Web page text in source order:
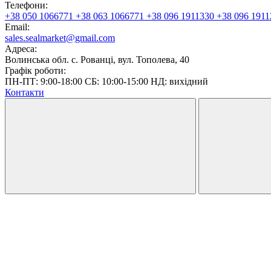
Телефони:
+38 050 1066771 +38 063 1066771 +38 096 1911330 +38 096
Email:
sales.sealmarket@gmail.com
Адреса:
Волинська обл. с. Рованці, вул. Тополева, 40
Графік роботи:
ПН-ПТ: 9:00-18:00 СБ: 10:00-15:00 НД: вихідний
Контакти